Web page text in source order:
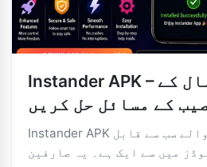
Instander APK – ہموار استعمال کے
کے مسائل حل کریں
Instander APK آج استعمال ہونے والے سب سے قابل
میں سے ایک ہے۔ یہ صارفین